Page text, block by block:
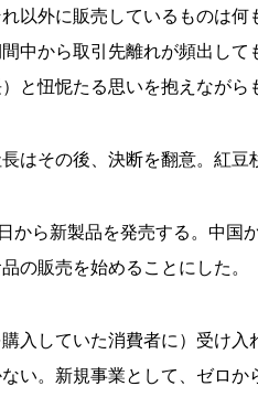
れ以外に販売しているものは
中から取引先離れが頻出し
と忸怩たる思いを抱えながら
はその後、決断を翻意。紅豆
から新製品を発売する。中国
の販売を始めることにした。
入していた消費者に）受け
い。新規事業として、ゼロ